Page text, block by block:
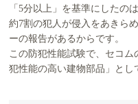
「5分以上」を基準にしたの
約7割の犯人が侵入をあきら
ーの報告があるからです。
この防犯性能試験で、セコム
犯性能の高い建物部品」とし